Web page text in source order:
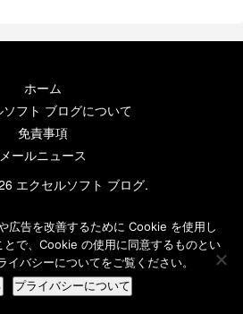
ホーム
ソフト ブログについて
免責事項
メールニュース
エクセルソフト ブログ.
広告を改善するために Cookie を使用し
とで、Cookie の使用に同意するものとい
イバシーについてをご覧ください。
プライバシーについて